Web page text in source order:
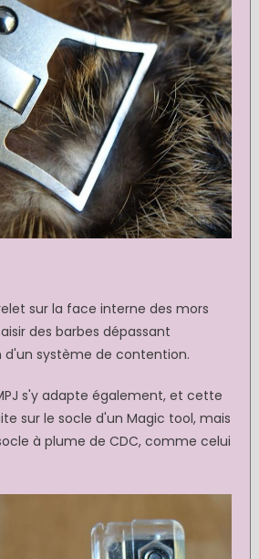
sur la face interne des mors
des barbes dépassant
d'un système de contention.
s'y adapte également, et cette
sur le socle d'un Magic tool, mais
à plume de CDC, comme celui